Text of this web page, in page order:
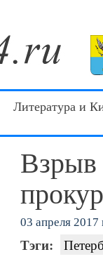
Литература и
Взрыв
03 апреля 2017
Тэги: